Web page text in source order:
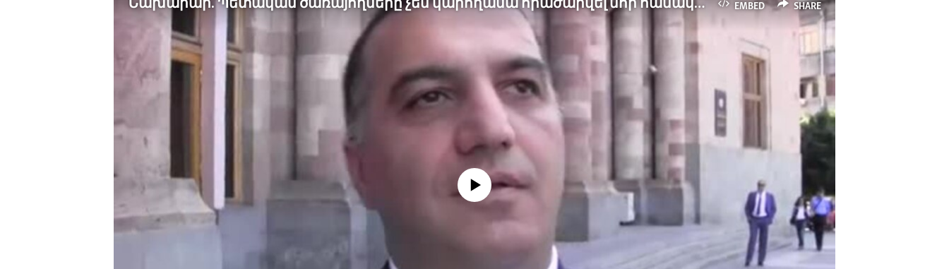
EMBED SHARE
Նախարար. Պետական ծառայողները չեն կարողանա հրաժարվել նոր համակարգից
No media source currently available